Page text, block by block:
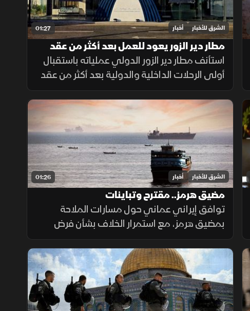
01:27 الشرق للأخبار أخبار
مطار دير الزور يعود للعمل بعد أكثر من عقد
من الإغلاق
استأنف مطار دير الزور الدولي عملياته باستقبال
أولى الرحلات الداخلية والدولية بعد أكثر من عقد
من التوقف، في خطوة تهدف إلى تسهيل حركة
التنقل وتعزيز الربط الجوي بالمنطقة.
01:26 الشرق للأخبار أخبار
مضيق هرمز.. مقترح وتباينات
توافق إيراني عماني حول مسارات الملاحة
بمضيق هرمز، مع استمرار الخلاف بشأن فرض
رسوم عبور، حيث تشترط طهران رفع العقوبات
لفتح المضيق وسط رفض أميركي ورفض داخلي
من الحرس الثوري.